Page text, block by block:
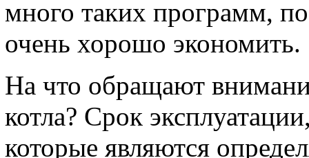
много таких программ,
очень хорошо экономить.
На что обращают
котла? Срок
которые являются